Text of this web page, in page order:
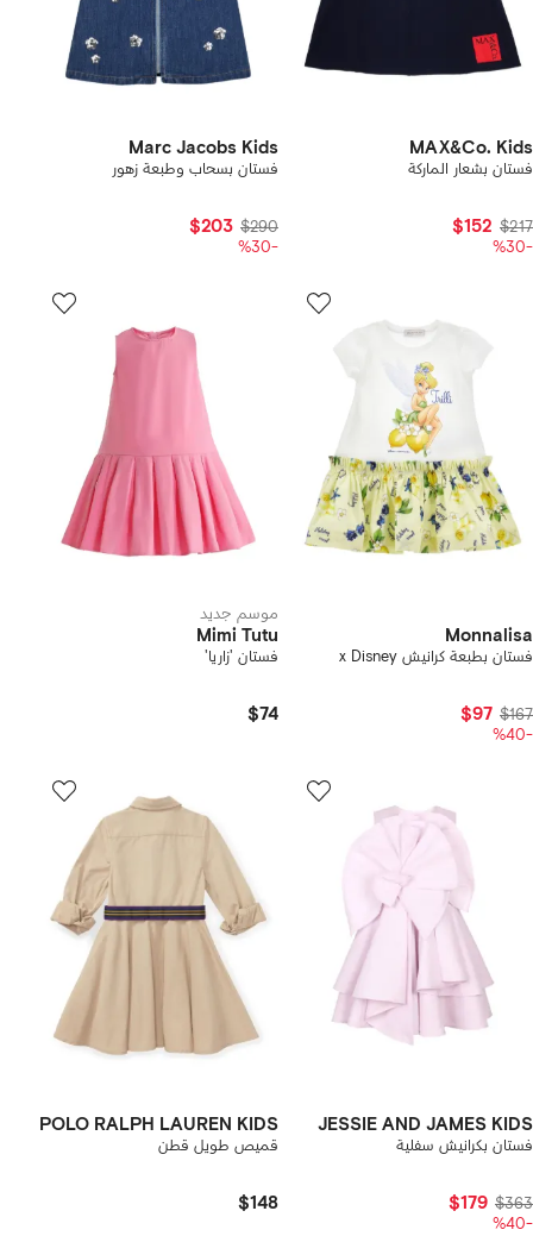
MAX&Co. Kids
فستان بشعار الماركة
$217
$152
-%30
Marc Jacobs Kids
فستان بسحاب وطبعة زهور
$290
$203
-%30
Monnalisa
فستان بطبعة كرانيش x Disney
$167
$97
-%40
موسم جديد
Mimi Tutu
فستان 'زاريا'
$74
JESSIE AND JAMES KIDS
فستان بكرانيش سفلية
$363
$179
-%40
POLO RALPH LAUREN KIDS
قميص طويل قطن
$148